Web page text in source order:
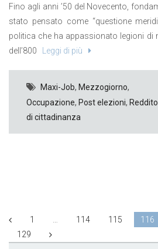
Fino agli anni ’50 del Novecento,
stato pensato come “questione
politica che ha appassionato legioni di
dell’800
Leggi di più
Maxi-Job, Mezzogiorno,
Occupazione, Post elezioni, Reddito
di cittadinanza
1 … 114 115 116
129